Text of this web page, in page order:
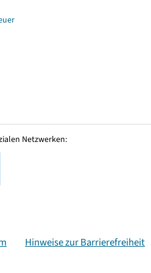
Netzwerken:
Hinweise zur Barrierefreiheit